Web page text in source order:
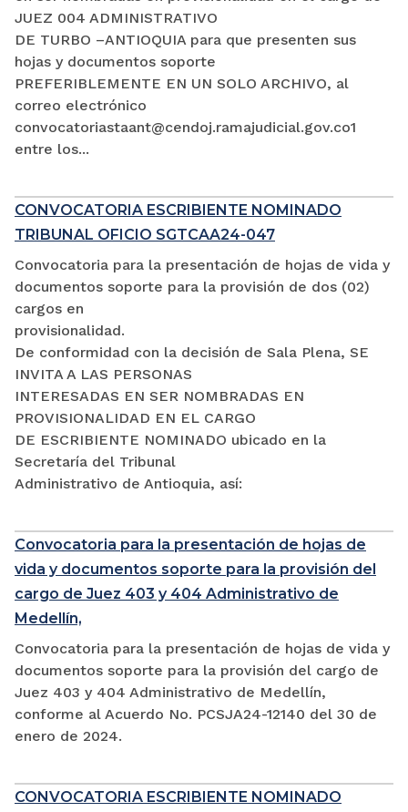
JUEZ 004 ADMINISTRATIVO
DE TURBO –ANTIOQUIA para que presenten sus
hojas y documentos soporte
PREFERIBLEMENTE EN UN SOLO ARCHIVO, al
correo electrónico
convocatoriastaant@cendoj.ramajudicial.gov.co1
entre los...
CONVOCATORIA ESCRIBIENTE NOMINADO
TRIBUNAL OFICIO SGTCAA24-047
Convocatoria para la presentación de hojas de vida y
documentos soporte para la provisión de dos (02)
cargos en
provisionalidad.
De conformidad con la decisión de Sala Plena, SE
INVITA A LAS PERSONAS
INTERESADAS EN SER NOMBRADAS EN
PROVISIONALIDAD EN EL CARGO
DE ESCRIBIENTE NOMINADO ubicado en la
Secretaría del Tribunal
Administrativo de Antioquia, así:
Convocatoria para la presentación de hojas de
vida y documentos soporte para la provisión del
cargo de Juez 403 y 404 Administrativo de
Medellín,
Convocatoria para la presentación de hojas de vida y
documentos soporte para la provisión del cargo de
Juez 403 y 404 Administrativo de Medellín,
conforme al Acuerdo No. PCSJA24-12140 del 30 de
enero de 2024.
CONVOCATORIA ESCRIBIENTE NOMINADO